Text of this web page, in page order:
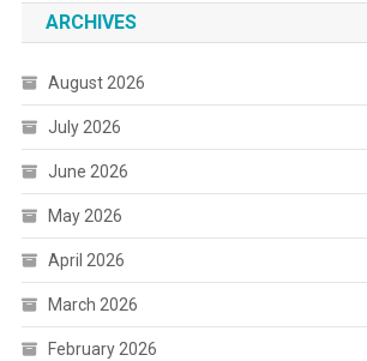
ARCHIVES
August 2026
July 2026
June 2026
May 2026
April 2026
March 2026
February 2026